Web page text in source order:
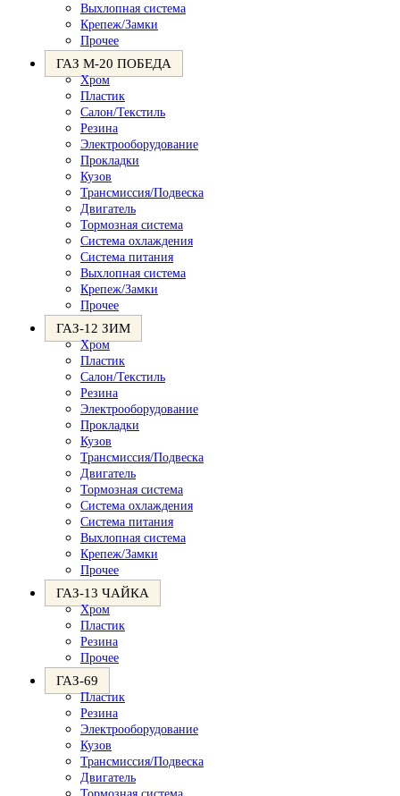
Выхлопная система
Крепеж/Замки
Прочее
ГАЗ М-20 ПОБЕДА
Хром
Пластик
Салон/Текстиль
Резина
Электрооборудование
Прокладки
Кузов
Трансмиссия/Подвеска
Двигатель
Тормозная система
Система охлаждения
Система питания
Выхлопная система
Крепеж/Замки
Прочее
ГАЗ-12 ЗИМ
Хром
Пластик
Салон/Текстиль
Резина
Электрооборудование
Прокладки
Кузов
Трансмиссия/Подвеска
Двигатель
Тормозная система
Система охлаждения
Система питания
Выхлопная система
Крепеж/Замки
Прочее
ГАЗ-13 ЧАЙКА
Хром
Пластик
Резина
Прочее
ГАЗ-69
Пластик
Резина
Электрооборудование
Кузов
Трансмиссия/Подвеска
Двигатель